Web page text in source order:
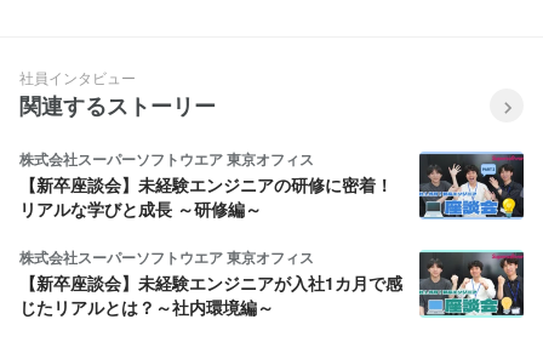
社員インタビュー
関連するストーリー
株式会社スーパーソフトウエア 東京オフィス
【新卒座談会】未経験エンジニアの研修に密着！
リアルな学びと成長 ～研修編～
株式会社スーパーソフトウエア 東京オフィス
【新卒座談会】未経験エンジニアが入社1カ月で感
じたリアルとは？～社内環境編～